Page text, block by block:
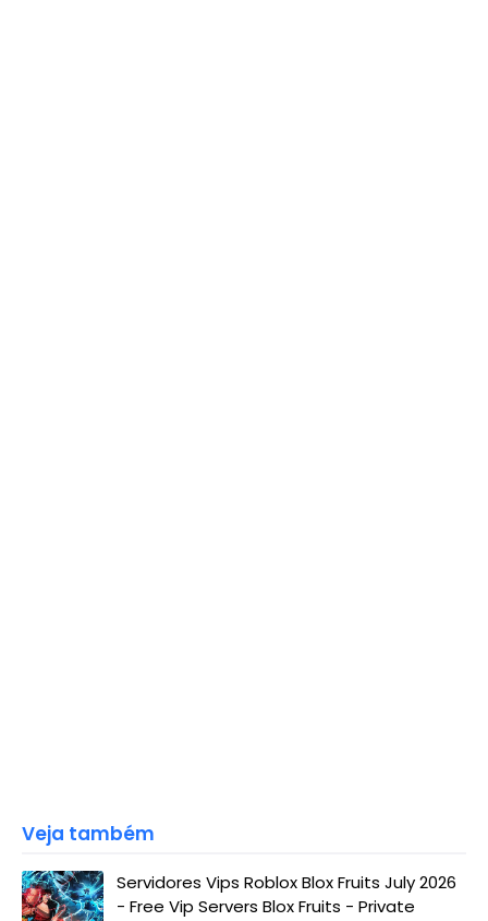
Veja também
Servidores Vips Roblox Blox Fruits July 2026
- Free Vip Servers Blox Fruits - Private